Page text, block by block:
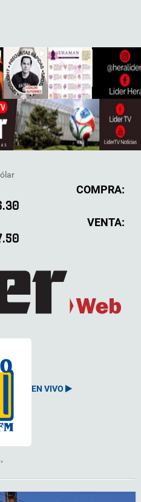
COMPRA:
VENTA:
EN VIVO